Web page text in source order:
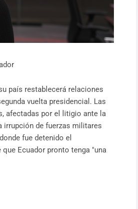
país restablecerá relaciones
vuelta presidencial. Las
afectadas por el litigio ante la
irrupción de fuerzas militares
fue detenido el
Ecuador pronto tenga "una